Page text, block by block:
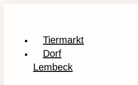
Tiermarkt
Dorf
Lembeck